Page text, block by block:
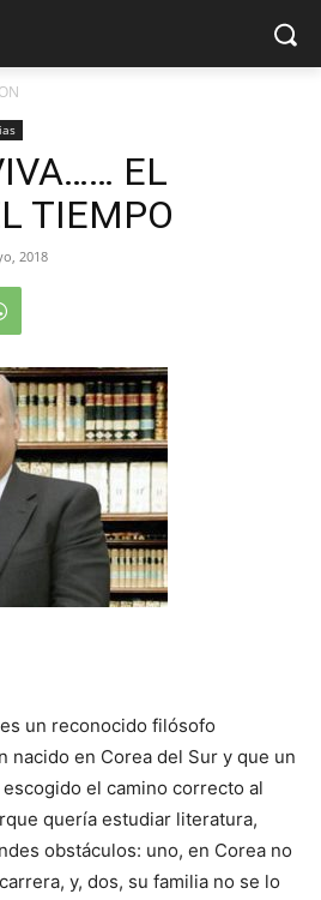
EL
TIEMPO
2018
un reconocido filósofo
nacido en Corea del Sur y que un
el camino correcto al
quería estudiar literatura,
obstáculos: uno, en Corea no
y, dos, su familia no se lo